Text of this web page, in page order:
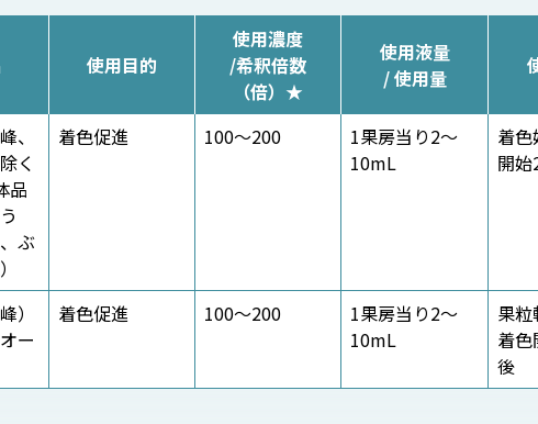
使用目的
使用濃度
/希釈倍数
（倍）★
使用液量
/ 使用量
、
く
品
ぶ
着色促進 100～200
1果房当り2～
10mL
着
開
）
ー
着色促進 100～200
1果房当り2～
10mL
果
着
後